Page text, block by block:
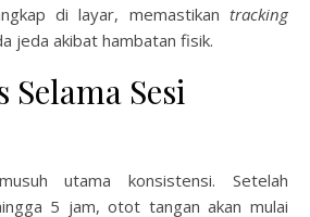
di layar, memastikan tracking
jeda akibat hambatan fisik.
Selama Sesi
utama konsistensi. Setelah
5 jam, otot tangan akan mulai